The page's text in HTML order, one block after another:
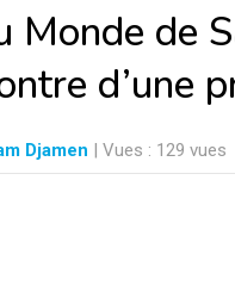
Monde de
d’une
Djamen | Vues : 129 vues